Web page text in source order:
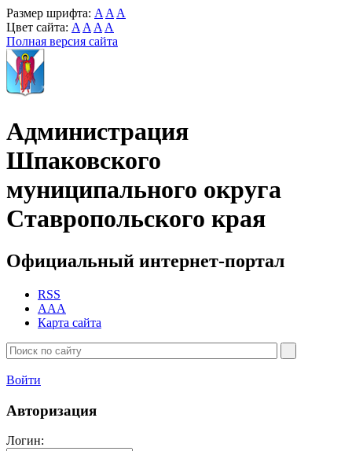
Размер шрифта: A A A
Цвет сайта: A A A A
Полная версия сайта
Администрация
Шпаковского
муниципального округа
Ставропольского края
Официальный интернет-портал
RSS
AAA
Карта сайта
Войти
Авторизация
Логин: